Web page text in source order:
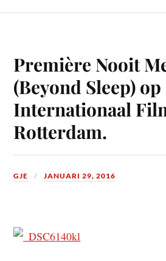
Première Nooit
(Beyond Sleep) op
Internationaal
Rotterdam.
GJE JANUARI 29, 2016